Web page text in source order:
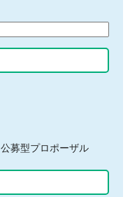
公募型プロポーザル